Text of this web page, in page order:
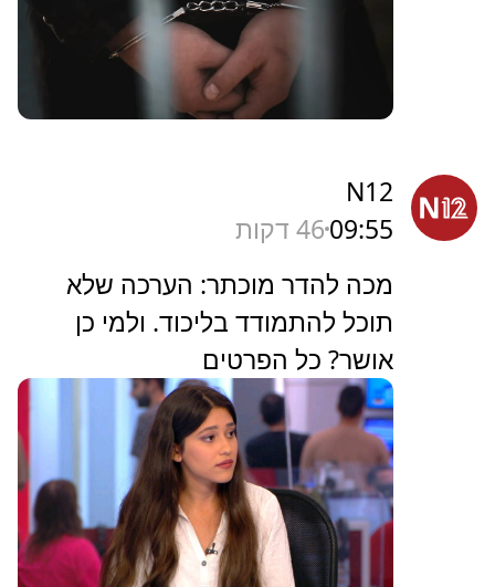
N12
09:5546 דקות
מכה להדר מוכתר: הערכה שלא
תוכל להתמודד בליכוד. ולמי כן
אושר? כל הפרטים